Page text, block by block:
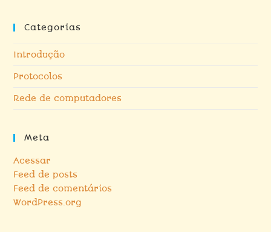
Categorias
Introdução
Protocolos
Rede de computadores
Meta
Acessar
Feed de posts
Feed de comentários
WordPress.org